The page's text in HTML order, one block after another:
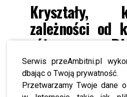
Serwis przeAmbitni.pl
dbając o Twoją prywatność.
Przetwarzamy Twoje dane
zależności od
różne moce.
kryształ
przede